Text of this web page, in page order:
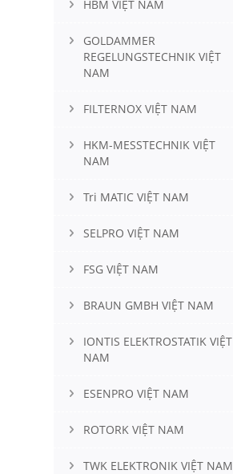
HBM VIỆT NAM
GOLDAMMER
REGELUNGSTECHNIK VIỆT
NAM
FILTERNOX VIỆT NAM
HKM-MESSTECHNIK VIỆT
NAM
Tri MATIC VIỆT NAM
SELPRO VIỆT NAM
FSG VIỆT NAM
BRAUN GMBH VIỆT NAM
IONTIS ELEKTROSTATIK VIỆT
NAM
ESENPRO VIỆT NAM
ROTORK VIỆT NAM
TWK ELEKTRONIK VIỆT NAM